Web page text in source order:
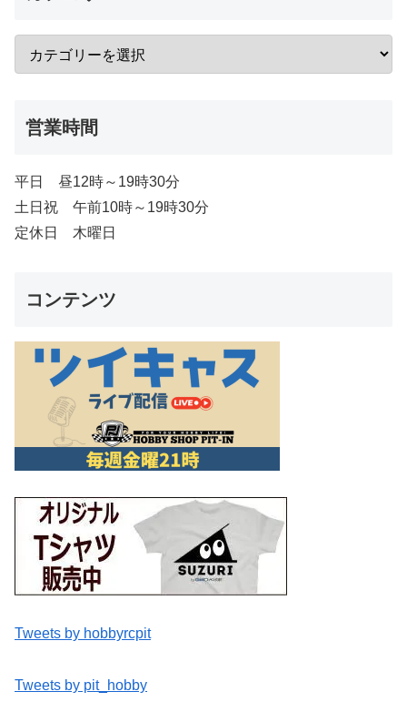
営業時間
平日 昼12時～19時30分
土日祝 午前10時～19時30分
定休日 木曜日
コンテンツ
Tweets by hobbyrcpit
Tweets by pit_hobby